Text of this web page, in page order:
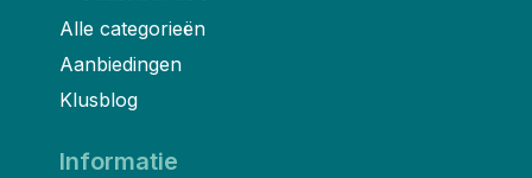
Alle categorieën
Aanbiedingen
Klusblog
Informatie